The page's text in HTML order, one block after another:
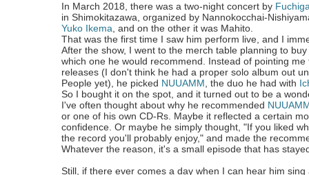
In March 2018, there was a two-night concert by
in Shimokitazawa, organized by Nannokocchai-
Yuko Ikema , and on the other it was Mahito.
That was the first time I saw him perform live, and I
After the show, I went to the merch table planning to
which one he would recommend. Instead of pointing
releases (I don't think he had a proper solo album out
People yet), he picked NUUAMM , the duo he had with
So I bought it on the spot, and it turned out to be a
I've often thought about why he recommended
or one of his own CD-Rs. Maybe it reflected a certain
confidence. Or maybe he simply thought, "If you liked
the record you'll probably enjoy," and made the
Whatever the reason, it's a small episode that has
Still, if there ever comes a day when I can hear him